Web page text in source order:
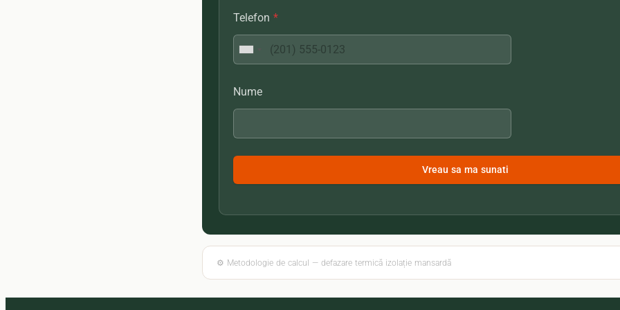
Telefon *
Nume
Vreau sa ma sunati
⚙ Metodologie de calcul — defazare termică izolație mansardă